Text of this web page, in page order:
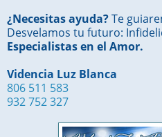
¿Necesitas ayuda?Te
Desvelamos tu futuro:
Especialistas en el Amor.
Videncia Luz Blanca
806 511 583
932 752 327